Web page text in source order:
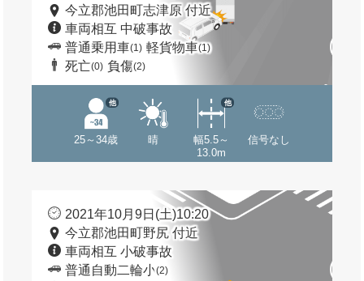
今立郡池田町志津原 付近
車両相互 中破事故
普通乗用車(1) 軽貨物車(1)
死亡(0) 負傷(2)
25～34歳
他
晴
幅5.5～
13.0m
他
信号なし
2021年10月9日(土)10:20
今立郡池田町野尻 付近
車両相互 小破事故
普通自動二輪小(2)